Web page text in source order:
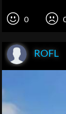
0
ROFL